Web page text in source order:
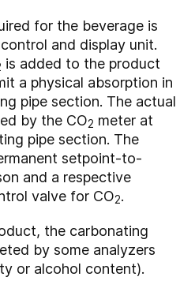
for the beverage is
and display unit.
is added to the product
a physical absorption in
pipe section. The actual
by the CO2 meter at
pipe section. The
setpoint-to-
and a respective
valve for CO2.
the carbonating
by some analyzers
or alcohol content).